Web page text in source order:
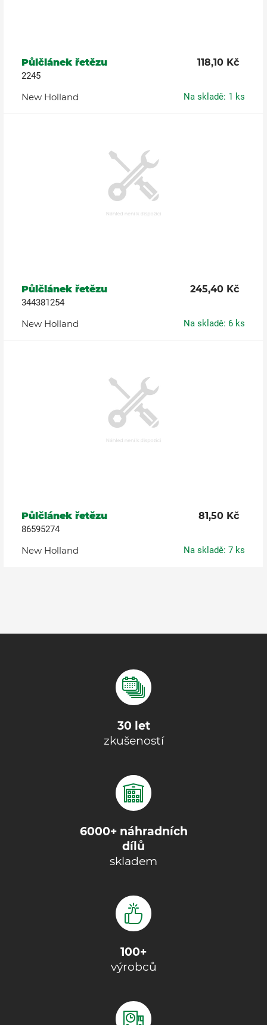
Půlčlánek řetězu 118,10 Kč
2245
New Holland Na skladě: 1 ks
Půlčlánek řetězu 245,40 Kč
344381254
New Holland Na skladě: 6 ks
Půlčlánek řetězu 81,50 Kč
86595274
New Holland Na skladě: 7 ks
30 let
zkušeností
6000+ náhradních
dílů
skladem
100+
výrobců